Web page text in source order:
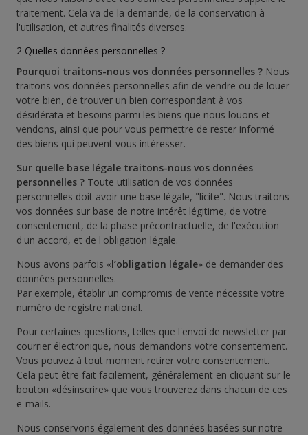
traitement. Cela va de la demande, de la conservation à
l'utilisation, et autres finalités diverses.
2 Quelles données personnelles ?
Pourquoi traitons-nous vos données personnelles ? Nous
traitons vos données personnelles afin de vendre ou de louer
votre bien, de trouver un bien correspondant à vos
désidérata et besoins parmi les biens que nous louons et
vendons, ainsi que pour vous permettre de rester informé
des biens qui peuvent vous intéresser.
Sur quelle base légale traitons-nous vos données
personnelles ? Toute utilisation de vos données
personnelles doit avoir une base légale, "licite". Nous traitons
vos données sur base de notre intérêt légitime, de votre
consentement, de la phase précontractuelle, de l'exécution
d'un accord, et de l'obligation légale.
Nous avons parfois «l’obligation légale» de demander des
données personnelles.
Par exemple, établir un compromis de vente nécessite votre
numéro de registre national.
Pour certaines questions, telles que l'envoi de newsletter par
courrier électronique, nous demandons votre consentement.
Vous pouvez à tout moment retirer votre consentement.
Cela peut être fait facilement, généralement en cliquant sur le
bouton «désinscrire» que vous trouverez dans chacun de ces
e-mails.
Nous conservons également des données basées sur notre